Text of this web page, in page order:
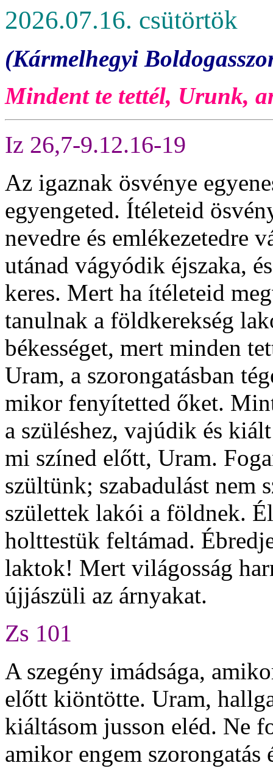
2026.07.16. csütörtök
(Kármelhegyi
Mindent te tettél, Urunk,
Iz 26,7-9.12.16-19
Az igaznak ösvénye
egyengeted. Ítéleteid
nevedre és emlékezetedre
utánad vágyódik éjszaka,
keres. Mert ha ítéleteid
tanulnak a földkerekség
békességet, mert minden
Uram, a szorongatásban
mikor fenyítetted őket.
a szüléshez, vajúdik és
mi színed előtt, Uram.
szültünk; szabadulást nem
születtek lakói a földnek.
holttestük feltámad.
laktok! Mert világosság
újjászüli az árnyakat.
Zs 101
A szegény imádsága,
előtt kiöntötte. Uram,
kiáltásom jusson eléd. Ne
amikor engem